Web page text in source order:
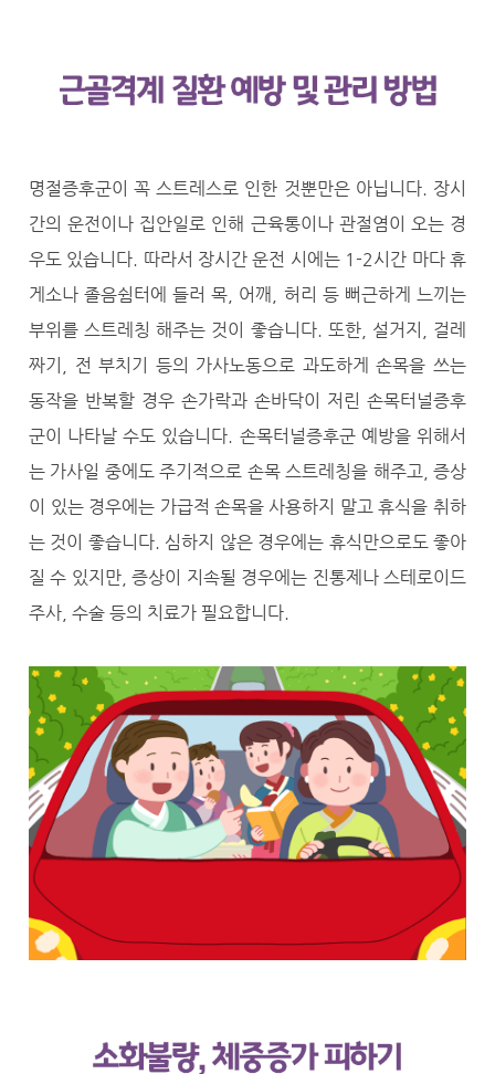
명절증후군이 꼭 스트레스로 인한 것뿐만은 아닙니다. 장시
간의 운전이나 집안일로 인해 근육통이나 관절염이 오는 경
우도 있습니다. 따라서 장시간 운전 시에는 1-2시간 마다 휴
게소나 졸음쉼터에 들러 목, 어깨, 허리 등 뻐근하게 느끼는
부위를 스트레칭 해주는 것이 좋습니다. 또한, 설거지, 걸레
짜기, 전 부치기 등의 가사노동으로 과도하게 손목을 쓰는
동작을 반복할 경우 손가락과 손바닥이 저린 손목터널증후
군이 나타날 수도 있습니다. 손목터널증후군 예방을 위해서
는 가사일 중에도 주기적으로 손목 스트레칭을 해주고, 증상
이 있는 경우에는 가급적 손목을 사용하지 말고 휴식을 취하
는 것이 좋습니다. 심하지 않은 경우에는 휴식만으로도 좋아
질 수 있지만, 증상이 지속될 경우에는 진통제나 스테로이드
주사, 수술 등의 치료가 필요합니다.